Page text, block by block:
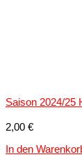
Saison 2024/25
2,00 €
In den